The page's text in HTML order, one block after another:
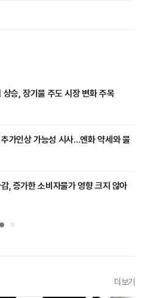
승, 장기물 주도 시장 변화 주목
가인상 가능성 시사…엔화 약세와 물
, 증가한 소비자물가 영향 크지 않아
더보기